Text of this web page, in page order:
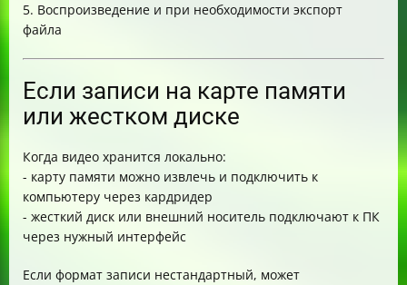
5. Воспроизведение и при необходимости экспорт
файла
Если записи на карте памяти
или жестком диске
Когда видео хранится локально:
- карту памяти можно извлечь и подключить к
компьютеру через кардридер
- жесткий диск или внешний носитель подключают к ПК
через нужный интерфейс
Если формат записи нестандартный, может